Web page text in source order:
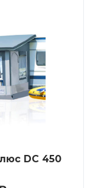
DC 450